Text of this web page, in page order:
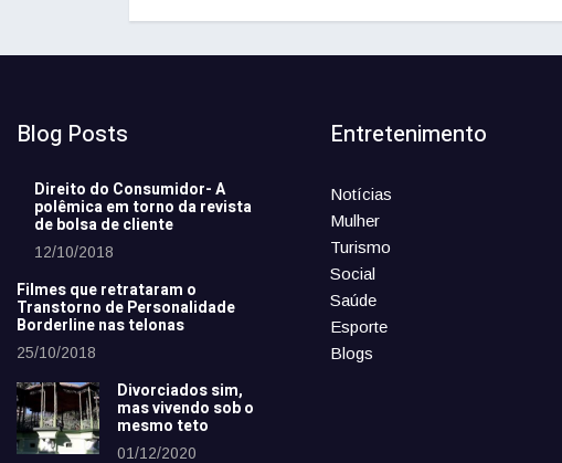
Blog Posts
Direito do Consumidor- A
polêmica em torno da revista
de bolsa de cliente
12/10/2018
Filmes que retrataram o
Transtorno de Personalidade
Borderline nas telonas
25/10/2018
Divorciados sim,
mas vivendo sob o
mesmo teto
01/12/2020
Entretenimento
Notícias
Mulher
Turismo
Social
Saúde
Esporte
Blogs